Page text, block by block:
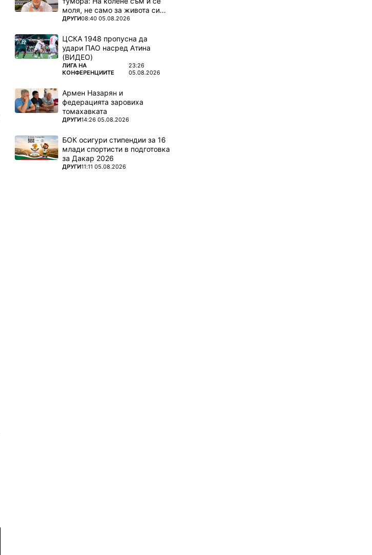
моля, не само за живота си...
ПОВЕЧЕ ОТ
ДРУГИ08:40 05.08.2026
ЦСКА 1948 пропусна да
удари ПАО насред Атина
(ВИДЕО)
ПОВЕЧЕ ОТ
ЛИГА НА
КОНФЕРЕНЦИИТЕ
23:26
05.08.2026
Армен Назарян и
федерацията заровиха
томахавката
ПОВЕЧЕ ОТ
ДРУГИ14:26 05.08.2026
БОК осигури стипендии за 16
млади спортисти в подготовка
за Дакар 2026
ПОВЕЧЕ ОТ
ДРУГИ11:11 05.08.2026